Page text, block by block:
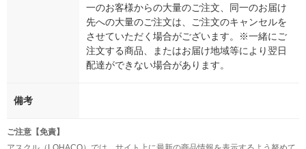
一のお客様からの大量のご注文、同一のお届け
先への大量のご注文は、ご注文のキャンセルを
させていただく場合がございます。※一緒にご
注文する商品、またはお届け地域等により翌日
配達ができない場合があります。
備考
ご注意【免責】